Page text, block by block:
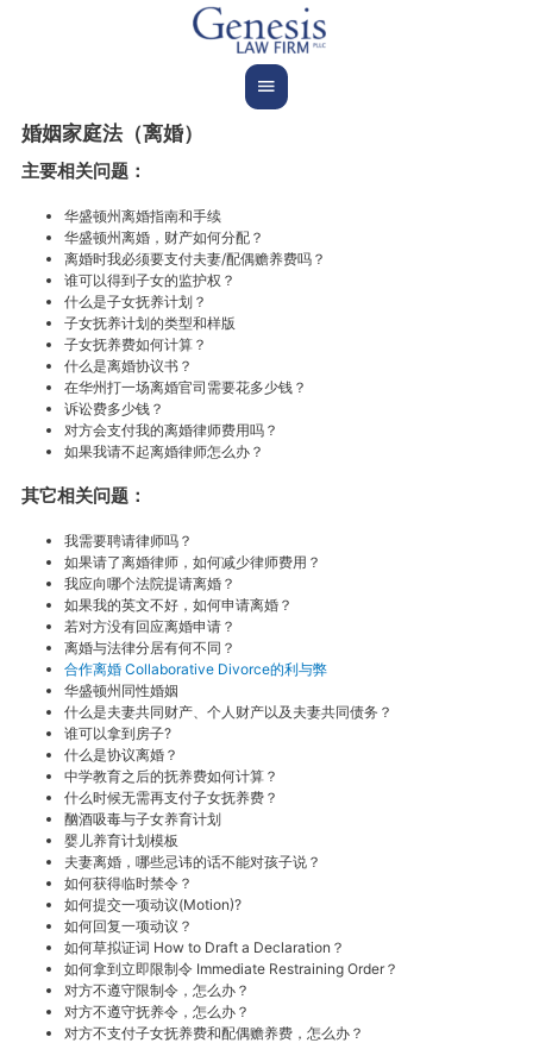
Main
婚姻家庭法（离婚）
主要相关问题：
华盛顿州离婚指南和手续
华盛顿州离婚，财产如何分配？
离婚时我必须要支付夫妻/配偶赡养费吗？
谁可以得到子女的监护权？
什么是子女抚养计划？
子女抚养计划的类型和样版
子女抚养费如何计算？
什么是离婚协议书？
在华州打一场离婚官司需要花多少钱？
诉讼费多少钱？
对方会支付我的离婚律师费用吗？
如果我请不起离婚律师怎么办？
其它相关问题：
我需要聘请律师吗？
如果请了离婚律师，如何减少律师费用？
我应向哪个法院提请离婚？
如果我的英文不好，如何申请离婚？
若对方没有回应离婚申请？
离婚与法律分居有何不同？
合作离婚 Collaborative Divorce的利与弊
华盛顿州同性婚姻
什么是夫妻共同财产、个人财产以及夫妻共同债务？
谁可以拿到房子?
什么是协议离婚？
中学教育之后的抚养费如何计算？
什么时候无需再支付子女抚养费？
酗酒吸毒与子女养育计划
婴儿养育计划模板
夫妻离婚，哪些忌讳的话不能对孩子说？
如何获得临时禁令？
如何提交一项动议(Motion)?
如何回复一项动议？
如何草拟证词 How to Draft a Declaration？
如何拿到立即限制令 Immediate Restraining Order？
对方不遵守限制令，怎么办？
对方不遵守抚养令，怎么办？
对方不支付子女抚养费和配偶赡养费，怎么办？